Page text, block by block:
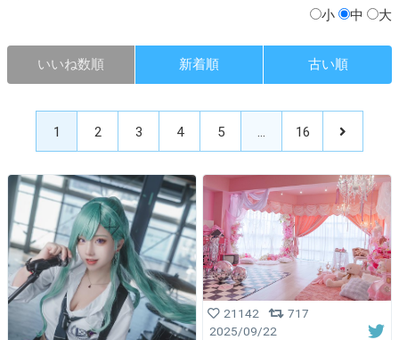
小
中 大
いいね数順 新着順 古い順
1 2 3 4 5 … 16
21142
717
2025/09/22